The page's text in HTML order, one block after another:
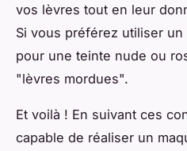
vos lèvres tout en leur
Si vous préférez utiliser
pour une teinte nude ou
"lèvres mordues".
Et voilà ! En suivant ces
capable de réaliser un